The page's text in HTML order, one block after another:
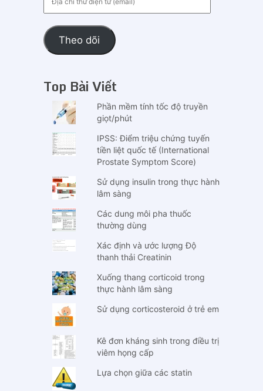
chỉ
điện
tử
(email)
Theo dõi
Top Bài Viết
Phần mềm tính tốc độ truyền
giọt/phút
IPSS: Điểm triệu chứng tuyến
tiền liệt quốc tế (International
Prostate Symptom Score)
Sử dụng insulin trong thực hành
lâm sàng
Các dung môi pha thuốc
thường dùng
Xác định và ước lượng Độ
thanh thải Creatinin
Xuống thang corticoid trong
thực hành lâm sàng
Sử dụng corticosteroid ở trẻ em
Kê đơn kháng sinh trong điều trị
viêm họng cấp
Lựa chọn giữa các statin